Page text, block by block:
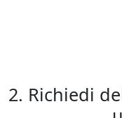
2. Richiedi